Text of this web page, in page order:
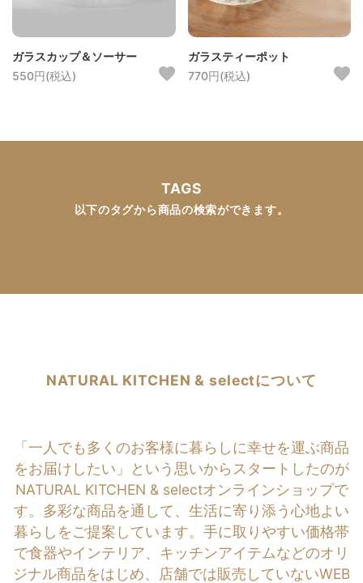
ガラスカップ＆ソーサー
550円(税込)
ガラスティーポット
770円(税込)
TAGS
以下のタグから商品の検索ができます。
NATURAL KITCHEN & selectについて
「一人でも多くのお客様に暮らしに幸せを運ぶ商品
をお届けしたい」という思いからスタートしたのが
NATURAL KITCHEN & selectオンラインショップで
す。多彩な商品を通して、生活に寄り添う心地よい
暮らしをご提案しています。手に取りやすい価格帯
で食器やインテリア、キッチンアイテムなどのオリ
ジナル商品をはじめ、店舗では販売していないWEB